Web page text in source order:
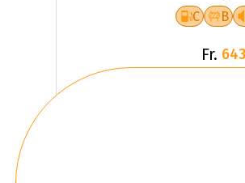
C B
Fr.